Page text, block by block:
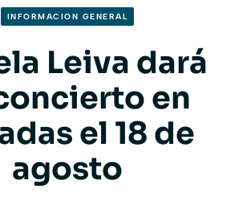
INFORMACION GENERAL
Leiva dará
en
el 18 de
agosto